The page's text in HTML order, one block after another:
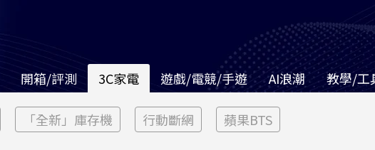
開箱/評測 3C家電 遊戲/電競/手遊 AI浪潮 教學/工
「全新」庫存機 行動斷網 蘋果BTS